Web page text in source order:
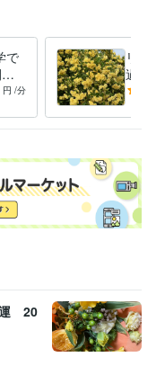
7年
推命 複数占術
勢 複数占術
で
❤
円 /分
リ
過去
いた
20